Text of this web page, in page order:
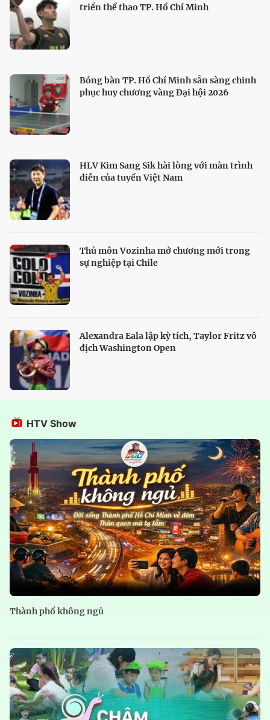
triển thể thao TP. Hồ Chí Minh
Bóng bàn TP. Hồ Chí Minh sẵn sàng chinh
phục huy chương vàng Đại hội 2026
HLV Kim Sang Sik hài lòng với màn trình
diễn của tuyển Việt Nam
Thủ môn Vozinha mở chương mới trong
sự nghiệp tại Chile
Alexandra Eala lập kỳ tích, Taylor Fritz vô
địch Washington Open
HTV Show
Thành phố không ngủ